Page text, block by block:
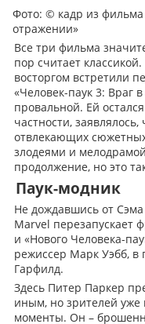
Фото: © кадр из фильма
отражении»
Все три фильма
пор считает
восторгом встретили
«Человек-паук 3: Враг
провальной. Ей
частности,
отвлекающих
злодеями и
продолжение, но это
Паук-модник
Не дождавшись от
Marvel перезапускает
и «Нового Человека-
режиссер Марк Уэбб, в
Гарфилд.
Здесь Питер Паркер
иным, но зрителей
моменты. Он –